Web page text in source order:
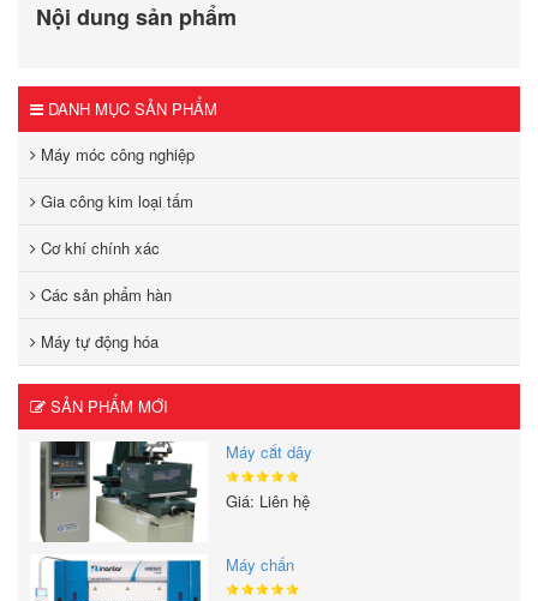
Nội dung sản phẩm
DANH MỤC SẢN PHẨM
Máy móc công nghiệp
Gia công kim loại tấm
Cơ khí chính xác
Các sản phẩm hàn
Máy tự động hóa
SẢN PHẨM MỚI
Máy cắt dây
Giá: Liên hệ
Máy chấn